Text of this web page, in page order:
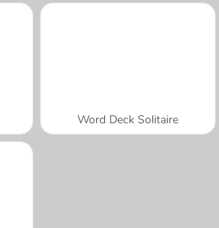
Word Deck Solitaire